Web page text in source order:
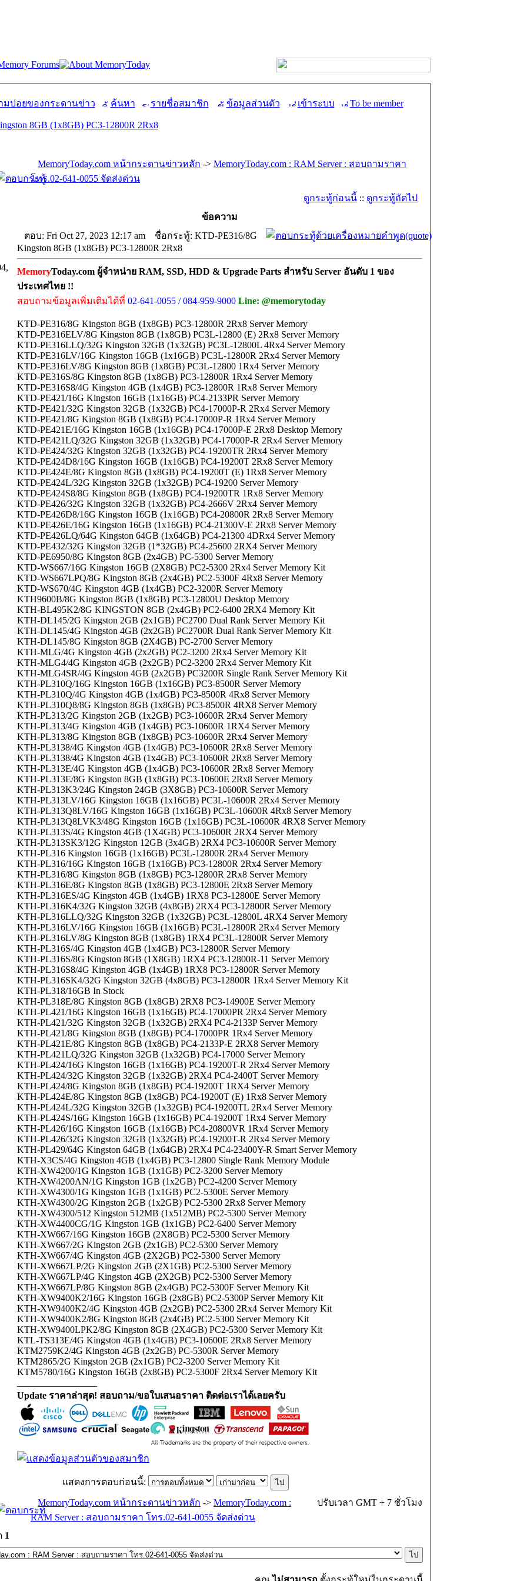
มบ่อยของกระดานข่าว ค้นหา รายชื่อสมาชิก ข้อมูลส่วนตัว เข้าระบบ To be member
8GB (1x8GB) PC3-12800R 2Rx8
MemoryToday.com หน้ากระดานข่าวหลัก -> MemoryToday.com : RAM Server : สอบถามราคา
โทร.02-641-0055 จัดส่งด่วน
ดูกระทู้ก่อนนี้ :: ดูกระทู้ถัดไป
ข้อความ
ตอบ: Fri Oct 27, 2023 12:17 am
ชื่อกระทู้: KTD-PE316/8G
Kingston 8GB (1x8GB) PC3-12800R 2Rx8
MemoryToday.com ผู้จำหน่าย RAM, SSD, HDD & Upgrade Parts สำหรับ Server อันดับ 1 ของ
ประเทศไทย !!
สอบถามข้อมูลเพิ่มเติมได้ที่ 02-641-0055 / 084-959-9000 Line: @memorytoday
KTD-PE316/8G Kingston 8GB (1x8GB) PC3-12800R 2Rx8 Server Memory
KTD-PE316ELV/8G Kingston 8GB (1x8GB) PC3L-12800 (E) 2Rx8 Server Memory
KTD-PE316LLQ/32G Kingston 32GB (1x32GB) PC3L-12800L 4Rx4 Server Memory
KTD-PE316LV/16G Kingston 16GB (1x16GB) PC3L-12800R 2Rx4 Server Memory
KTD-PE316LV/8G Kingston 8GB (1x8GB) PC3L-12800 1Rx4 Server Memory
KTD-PE316S/8G Kingston 8GB (1x8GB) PC3-12800R 1Rx4 Server Memory
KTD-PE316S8/4G Kingston 4GB (1x4GB) PC3-12800R 1Rx8 Server Memory
KTD-PE421/16G Kingston 16GB (1x16GB) PC4-2133PR Server Memory
KTD-PE421/32G Kingston 32GB (1x32GB) PC4-17000P-R 2Rx4 Server Memory
KTD-PE421/8G Kingston 8GB (1x8GB) PC4-17000P-R 1Rx4 Server Memory
KTD-PE421E/16G Kingston 16GB (1x16GB) PC4-17000P-E 2Rx8 Desktop Memory
KTD-PE421LQ/32G Kingston 32GB (1x32GB) PC4-17000P-R 2Rx4 Server Memory
KTD-PE424/32G Kingston 32GB (1x32GB) PC4-19200TR 2Rx4 Server Memory
KTD-PE424D8/16G Kingston 16GB (1x16GB) PC4-19200T 2Rx8 Server Memory
KTD-PE424E/8G Kingston 8GB (1x8GB) PC4-19200T (E) 1Rx8 Server Memory
KTD-PE424L/32G Kingston 32GB (1x32GB) PC4-19200 Server Memory
KTD-PE424S8/8G Kingston 8GB (1x8GB) PC4-19200TR 1Rx8 Server Memory
KTD-PE426/32G Kingston 32GB (1x32GB) PC4-2666V 2Rx4 Server Memory
KTD-PE426D8/16G Kingston 16GB (1x16GB) PC4-20800R 2Rx8 Server Memory
KTD-PE426E/16G Kingston 16GB (1x16GB) PC4-21300V-E 2Rx8 Server Memory
KTD-PE426LQ/64G Kingston 64GB (1x64GB) PC4-21300 4DRx4 Server Memory
KTD-PE432/32G Kingston 32GB (1*32GB) PC4-25600 2RX4 Server Memory
KTD-PE6950/8G Kingston 8GB (2x4GB) PC-5300 Server Memory
KTD-WS667/16G Kingston 16GB (2X8GB) PC2-5300 2Rx4 Server Memory Kit
KTD-WS667LPQ/8G Kingston 8GB (2x4GB) PC2-5300F 4Rx8 Server Memory
KTD-WS670/4G Kingston 4GB (1x4GB) PC2-3200R Server Memory
KTH9600B/8G Kingston 8GB (1x8GB) PC3-12800U Desktop Memory
KTH-BL495K2/8G KINGSTON 8GB (2x4GB) PC2-6400 2RX4 Memory Kit
KTH-DL145/2G Kingston 2GB (2x1GB) PC2700 Dual Rank Server Memory Kit
KTH-DL145/4G Kingston 4GB (2x2GB) PC2700R Dual Rank Server Memory Kit
KTH-DL145/8G Kingston 8GB (2X4GB) PC-2700 Server Memory
KTH-MLG/4G Kingston 4GB (2x2GB) PC2-3200 2Rx4 Server Memory Kit
KTH-MLG4/4G Kingston 4GB (2x2GB) PC2-3200 2Rx4 Server Memory Kit
KTH-MLG4SR/4G Kingston 4GB (2x2GB) PC3200R Single Rank Server Memory Kit
KTH-PL310Q/16G Kingston 16GB (1x16GB) PC3-8500R Server Memory
KTH-PL310Q/4G Kingston 4GB (1x4GB) PC3-8500R 4Rx8 Server Memory
KTH-PL310Q8/8G Kingston 8GB (1x8GB) PC3-8500R 4RX8 Server Memory
KTH-PL313/2G Kingston 2GB (1x2GB) PC3-10600R 2Rx4 Server Memory
KTH-PL313/4G Kingston 4GB (1x4GB) PC3-10600R 1RX4 Server Memory
KTH-PL313/8G Kingston 8GB (1x8GB) PC3-10600R 2Rx4 Server Memory
KTH-PL3138/4G Kingston 4GB (1x4GB) PC3-10600R 2Rx8 Server Memory
KTH-PL3138/4G Kingston 4GB (1x4GB) PC3-10600R 2Rx8 Server Memory
KTH-PL313E/4G Kingston 4GB (1x4GB) PC3-10600R 2Rx8 Server Memory
KTH-PL313E/8G Kingston 8GB (1x8GB) PC3-10600E 2Rx8 Server Memory
KTH-PL313K3/24G Kingston 24GB (3X8GB) PC3-10600R Server Memory
KTH-PL313LV/16G Kingston 16GB (1x16GB) PC3L-10600R 2Rx4 Server Memory
KTH-PL313Q8LV/16G Kingston 16GB (1x16GB) PC3L-10600R 4Rx8 Server Memory
KTH-PL313Q8LVK3/48G Kingston 16GB (1x16GB) PC3L-10600R 4RX8 Server Memory
KTH-PL313S/4G Kingston 4GB (1X4GB) PC3-10600R 2RX4 Server Memory
KTH-PL313SK3/12G Kingston 12GB (3x4GB) 2RX4 PC3-10600R Server Memory
KTH-PL316 Kingston 16GB (1x16GB) PC3L-12800R 2Rx4 Server Memory
KTH-PL316/16G Kingston 16GB (1x16GB) PC3-12800R 2Rx4 Server Memory
KTH-PL316/8G Kingston 8GB (1x8GB) PC3-12800R 2Rx8 Server Memory
KTH-PL316E/8G Kingston 8GB (1x8GB) PC3-12800E 2Rx8 Server Memory
KTH-PL316ES/4G Kingston 4GB (1x4GB) 1RX8 PC3-12800E Server Memory
KTH-PL316K4/32G Kingston 32GB (4x8GB) 2RX4 PC3-12800R Server Memory
KTH-PL316LLQ/32G Kingston 32GB (1x32GB) PC3L-12800L 4RX4 Server Memory
KTH-PL316LV/16G Kingston 16GB (1x16GB) PC3L-12800R 2Rx4 Server Memory
KTH-PL316LV/8G Kingston 8GB (1x8GB) 1RX4 PC3L-12800R Server Memory
KTH-PL316S/4G Kingston 4GB (1x4GB) PC3-12800R Server Memory
KTH-PL316S/8G Kingston 8GB (1X8GB) 1RX4 PC3-12800R-11 Server Memory
KTH-PL316S8/4G Kingston 4GB (1x4GB) 1RX8 PC3-12800R Server Memory
KTH-PL316SK4/32G Kingston 32GB (4x8GB) PC3-12800R 1Rx4 Server Memory Kit
KTH-PL318/16GB In Stock
KTH-PL318E/8G Kingston 8GB (1x8GB) 2RX8 PC3-14900E Server Memory
KTH-PL421/16G Kingston 16GB (1x16GB) PC4-17000PR 2Rx4 Server Memory
KTH-PL421/32G Kingston 32GB (1x32GB) 2RX4 PC4-2133P Server Memory
KTH-PL421/8G Kingston 8GB (1x8GB) PC4-17000PR 1Rx4 Server Memory
KTH-PL421E/8G Kingston 8GB (1x8GB) PC4-2133P-E 2RX8 Server Memory
KTH-PL421LQ/32G Kingston 32GB (1x32GB) PC4-17000 Server Memory
KTH-PL424/16G Kingston 16GB (1x16GB) PC4-19200T-R 2Rx4 Server Memory
KTH-PL424/32G Kingston 32GB (1x32GB) 2RX4 PC4-2400T Server Memory
KTH-PL424/8G Kingston 8GB (1x8GB) PC4-19200T 1RX4 Server Memory
KTH-PL424E/8G Kingston 8GB (1x8GB) PC4-19200T (E) 1Rx8 Server Memory
KTH-PL424L/32G Kingston 32GB (1x32GB) PC4-19200TL 2Rx4 Server Memory
KTH-PL424S/16G Kingston 16GB (1x16GB) PC4-19200T 1Rx4 Server Memory
KTH-PL426/16G Kingston 16GB (1x16GB) PC4-20800VR 1Rx4 Server Memory
KTH-PL426/32G Kingston 32GB (1x32GB) PC4-19200T-R 2Rx4 Server Memory
KTH-PL429/64G Kingston 64GB (1x64GB) 2RX4 PC4-23400Y-R Smart Server Memory
KTH-X3CS/4G Kingston 4GB (1x4GB) PC3-12800 Single Rank Memory Module
KTH-XW4200/1G Kingston 1GB (1x1GB) PC2-3200 Server Memory
KTH-XW4200AN/1G Kingston 1GB (1x2GB) PC2-4200 Server Memory
KTH-XW4300/1G Kingston 1GB (1x1GB) PC2-5300E Server Memory
KTH-XW4300/2G Kingston 2GB (1x2GB) PC2-5300 2Rx8 Server Memory
KTH-XW4300/512 Kingston 512MB (1x512MB) PC2-5300 Server Memory
KTH-XW4400CG/1G Kingston 1GB (1x1GB) PC2-6400 Server Memory
KTH-XW667/16G Kingston 16GB (2X8GB) PC2-5300 Server Memory
KTH-XW667/2G Kingston 2GB (2x1GB) PC2-5300 Server Memory
KTH-XW667/4G Kingston 4GB (2X2GB) PC2-5300 Server Memory
KTH-XW667LP/2G Kingston 2GB (2X1GB) PC2-5300 Server Memory
KTH-XW667LP/4G Kingston 4GB (2X2GB) PC2-5300 Server Memory
KTH-XW667LP/8G Kingston 8GB (2x4GB) PC2-5300F Server Memory Kit
KTH-XW9400K2/16G Kingston 16GB (2x8GB) PC2-5300P Server Memory Kit
KTH-XW9400K2/4G Kingston 4GB (2x2GB) PC2-5300 2Rx4 Server Memory Kit
KTH-XW9400K2/8G Kingston 8GB (2x4GB) PC2-5300 Server Memory Kit
KTH-XW9400LPK2/8G Kingston 8GB (2X4GB) PC2-5300 Server Memory Kit
KTL-TS313E/4G Kingston 4GB (1x4GB) PC3-10600E 2Rx8 Server Memory
KTM2759K2/4G Kingston 4GB (2x2GB) PC-5300R Server Memory
KTM2865/2G Kingston 2GB (2x1GB) PC2-3200 Server Memory Kit
KTM5780/16G Kingston 16GB (2x8GB) PC2-5300F 2Rx4 Server Memory Kit
Update ราคาล่าสุด! สอบถาม/ขอใบเสนอราคา ติดต่อเราได้เลยครับ
แสดงการตอบก่อนนี้:
MemoryToday.com หน้ากระดานข่าวหลัก -> MemoryToday.com :
RAM Server : สอบถามราคา โทร.02-641-0055 จัดส่งด่วน
ปรับเวลา GMT + 7 ชั่วโมง
1